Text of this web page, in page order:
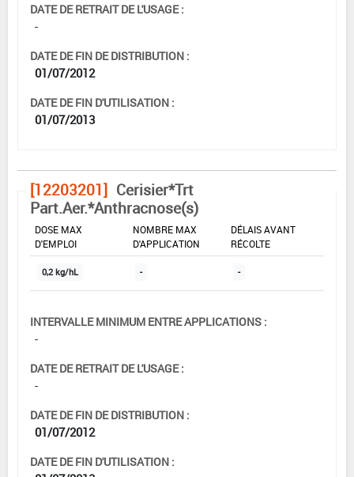
DATE DE RETRAIT DE L'USAGE :
-
DATE DE FIN DE DISTRIBUTION :
01/07/2012
DATE DE FIN D'UTILISATION :
01/07/2013
[12203201] Cerisier*Trt
Part.Aer.*Anthracnose(s)
DOSE MAX
D'EMPLOI
NOMBRE MAX
D'APPLICATION
DÉLAIS AVANT
RÉCOLTE
0,2 kg/hL - -
INTERVALLE MINIMUM ENTRE APPLICATIONS :
-
DATE DE RETRAIT DE L'USAGE :
-
DATE DE FIN DE DISTRIBUTION :
01/07/2012
DATE DE FIN D'UTILISATION :